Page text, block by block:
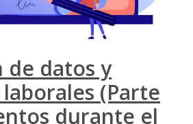
de datos y
(Parte
durante el